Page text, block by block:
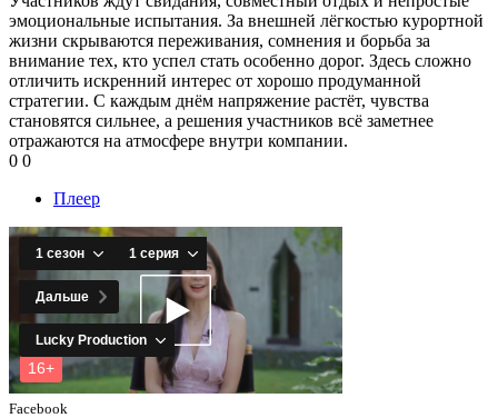
эмоциональные испытания. За внешней лёгкостью курортной
жизни скрываются переживания, сомнения и борьба за
внимание тех, кто успел стать особенно дорог. Здесь сложно
отличить искренний интерес от хорошо продуманной
стратегии. С каждым днём напряжение растёт, чувства
становятся сильнее, а решения участников всё заметнее
отражаются на атмосфере внутри компании.
0 0
Плеер
Facebook